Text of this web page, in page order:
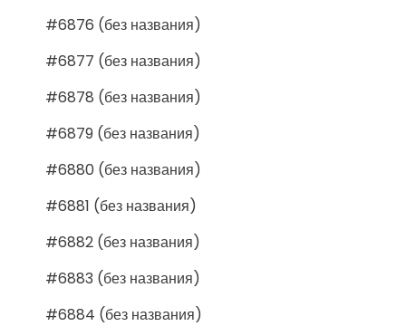
#6876 (без названия)
#6877 (без названия)
#6878 (без названия)
#6879 (без названия)
#6880 (без названия)
#6881 (без названия)
#6882 (без названия)
#6883 (без названия)
#6884 (без названия)